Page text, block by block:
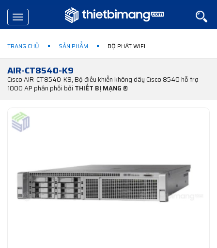
Toggle
navigation
TRANG CHỦ SẢN PHẨM BỘ PHÁT WIFI
AIR-CT8540-K9
Cisco AIR-CT8540-K9, Bộ điều khiển không dây Cisco 8540 hỗ trợ
1000 AP phân phối bởi THIẾT BỊ MẠNG ®